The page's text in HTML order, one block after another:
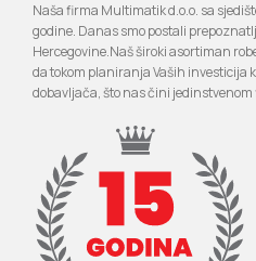
Naša firma Multimatik d.o.o. sa
godine. Danas smo postali
Hercegovine.Naš široki asortiman
da tokom planiranja Vaših investicija
dobavljača, što nas čini